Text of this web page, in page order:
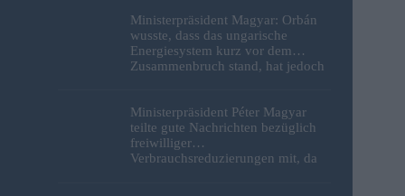
Ministerpräsident Magyar: Orbán
wusste, dass das ungarische
Energiesystem kurz vor dem
Zusammenbruch stand, hat jedoch
Ministerpräsident Péter Magyar
teilte gute Nachrichten bezüglich
freiwilliger
Verbrauchsreduzierungen mit, da